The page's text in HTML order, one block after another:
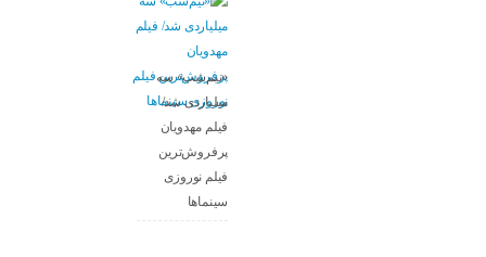
«نیم‌شب» سه
میلیاردی شد/
فیلم مهدویان
پرفروش‌ترین
فیلم نوروزی
سینماها